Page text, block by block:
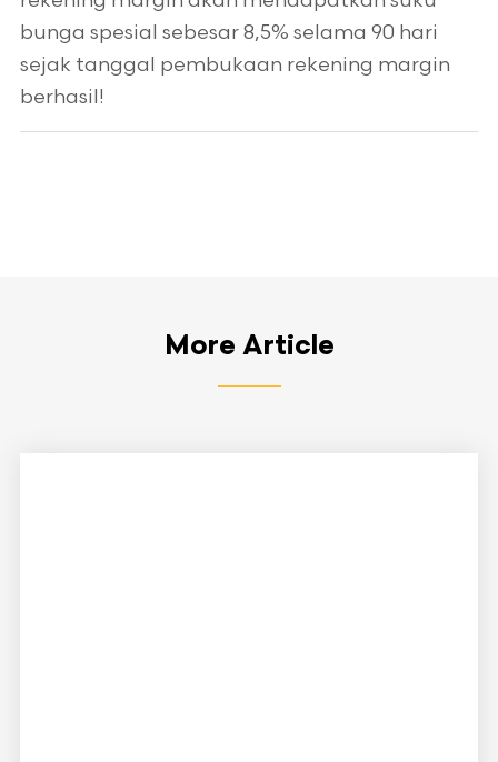
bunga spesial sebesar 8,5% selama 90 hari
sejak tanggal pembukaan rekening margin
berhasil!
More Article